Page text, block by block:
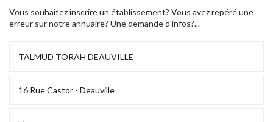
Vous souhaitez inscrire un établissement? Vous avez repéré une
erreur sur notre annuaire? Une demande d'infos?...